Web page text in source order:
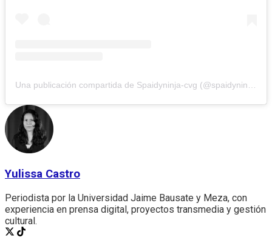
Una publicación compartida de Spaidyninja-cvg (@spaidyninja99)
Yulissa Castro
Periodista por la Universidad Jaime Bausate y Meza, con
experiencia en prensa digital, proyectos transmedia y gestión
cultural.